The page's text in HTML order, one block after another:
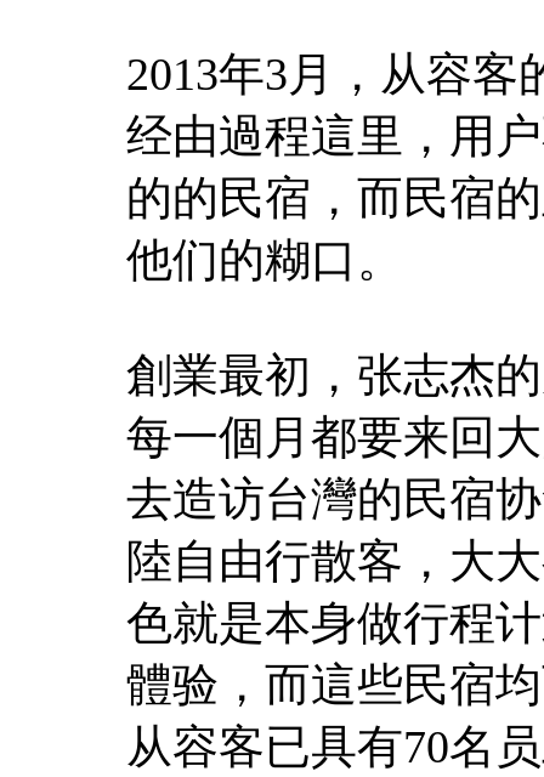
2013年3月，从容客
经由過程這里，用
的的民宿，而民宿
他们的糊口。
創業最初，张志杰
每一個月都要来回
去造访台灣的民宿
陸自由行散客，大
色就是本身做行程
體验，而這些民宿
从容客已具有70名